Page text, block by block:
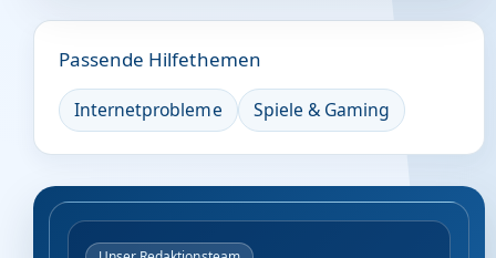
Passende Hilfethemen
Internetprobleme Spiele & Gaming